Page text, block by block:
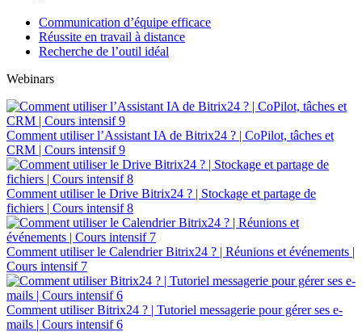
Communication d’équipe efficace
Réussite en travail à distance
Recherche de l’outil idéal
Webinars
Comment utiliser l’Assistant IA de Bitrix24 ? | CoPilot, tâches et
CRM | Cours intensif 9
Comment utiliser le Drive Bitrix24 ? | Stockage et partage de
fichiers | Cours intensif 8
Comment utiliser le Calendrier Bitrix24 ? | Réunions et événements |
Cours intensif 7
Comment utiliser Bitrix24 ? | Tutoriel messagerie pour gérer ses e-
mails | Cours intensif 6